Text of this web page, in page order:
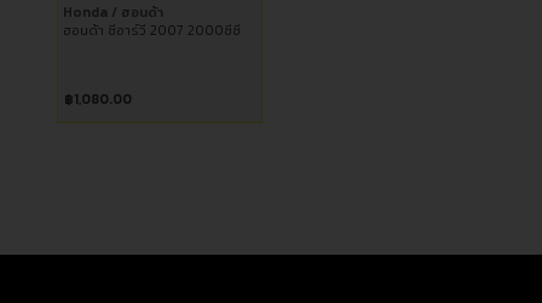
Honda / ฮอนด้า
ฮอนด้า ซีอาร์วี 2007 2000ซีซี
฿1,080.00